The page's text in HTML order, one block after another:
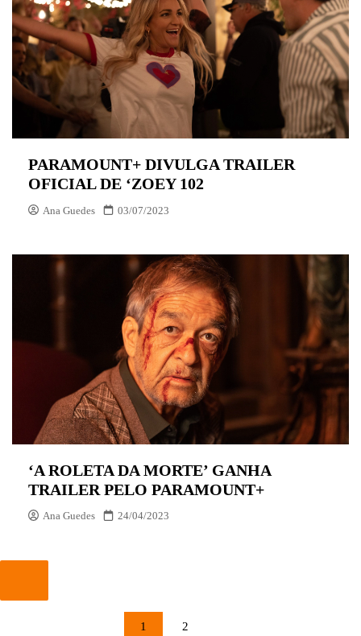
PARAMOUNT+ DIVULGA TRAILER
OFICIAL DE ‘ZOEY 102
Ana Guedes 03/07/2023
‘A ROLETA DA MORTE’ GANHA
TRAILER PELO PARAMOUNT+
Ana Guedes 24/04/2023
1 2